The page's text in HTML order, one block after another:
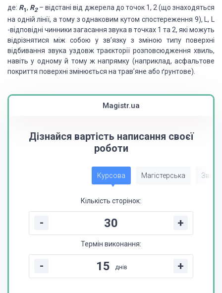
де: R1, R2– відстані від джерела до точок 1, 2 (що знаходяться
на одній лінії, а тому з однаковим кутом спостереження 9), L, L
-відповідні чинники загасання звука в точках 1 та 2, які можуть
відрізнятися між собою у зв’язку з зміною типу поверхні
відбивання звука уздовж траєкторії розповсюдження хвиль,
навіть у одному й тому ж напрямку (наприклад, асфальтове
покриття поверхні змінюється на трав’яне або ґрунтове).
Magistr.ua
Дізнайся вартість написання своєї
роботи
Курсова Магістерська Звіт
Кількість сторінок:
- +
Термін виконання:
- днів +